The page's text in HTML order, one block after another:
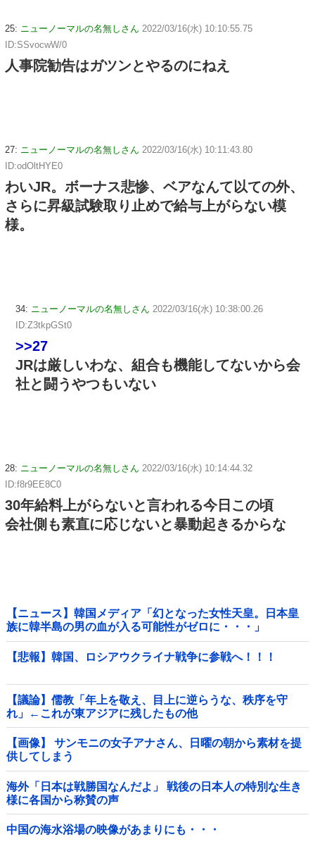
25: ニューノーマルの名無しさん 2022/03/16(水) 10:10:55.75
ID:SSvocwW/0
人事院勧告はガツンとやるのにねえ
27: ニューノーマルの名無しさん 2022/03/16(水) 10:11:43.80
ID:odOltHYE0
わいJR。ボーナス悲惨、ベアなんて以ての外、
さらに昇級試験取り止めで給与上がらない模
様。
34: ニューノーマルの名無しさん 2022/03/16(水) 10:38:00.26
ID:Z3tkpGSt0
>>27
JRは厳しいわな、組合も機能してないから会
社と闘うやつもいない
28: ニューノーマルの名無しさん 2022/03/16(水) 10:14:44.32
ID:f8r9EE8C0
30年給料上がらないと言われる今日この頃
会社側も素直に応じないと暴動起きるからな
【ニュース】韓国メディア「幻となった女性天皇。日本皇
族に韓半島の男の血が入る可能性がゼロに・・・」
【悲報】韓国、ロシアウクライナ戦争に参戦へ！！！
【議論】儒教「年上を敬え、目上に逆らうな、秩序を守
れ」←これが東アジアに残したもの他
【画像】 サンモニの女子アナさん、日曜の朝から素材を提
供してしまう
海外「日本は戦勝国なんだよ」 戦後の日本人の特別な生き
様に各国から称賛の声
中国の海水浴場の映像があまりにも・・・